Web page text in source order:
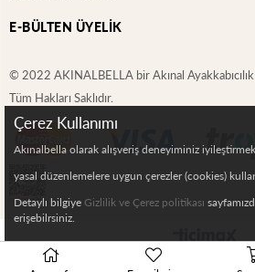
E-BÜLTEN ÜYELİK
© 2022 AKINALBELLA bir Akınal Ayakkabıcılık
Tüm Hakları Saklıdır.
Çerez Kullanımı
Akınalbella olarak alışveriş deneyiminiz
yasal düzenlemelere uygun çerezler (cookies)
Detaylı bilgiye Gizlilik ve Çerez politikası
erişebilrsiniz.